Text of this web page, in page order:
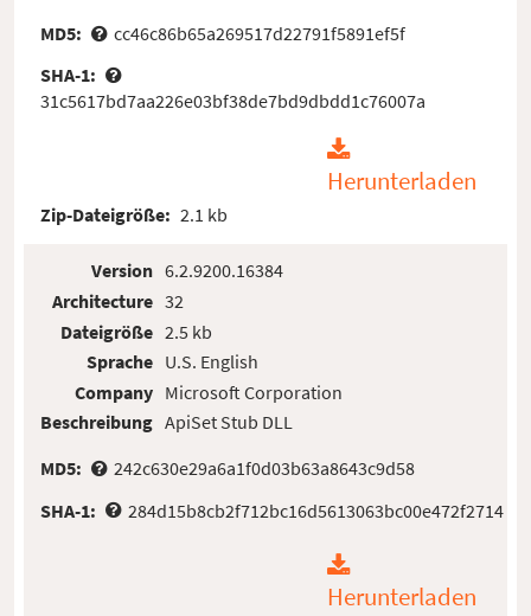
MD5:
cc46c86b65a269517d22791f5891ef5f
SHA-1:
31c5617bd7aa226e03bf38de7bd9dbdd1c76007a
Herunterladen
Zip-Dateigröße: 2.1 kb
Version
Architecture
Dateigröße
Sprache
Company
Beschreibung
6.2.9200.16384
32
2.5 kb
U.S. English
Microsoft Corporation
ApiSet Stub DLL
MD5:
242c630e29a6a1f0d03b63a8643c9d58
SHA-1:
284d15b8cb2f712bc16d5613063bc00e472f2714
Herunterladen